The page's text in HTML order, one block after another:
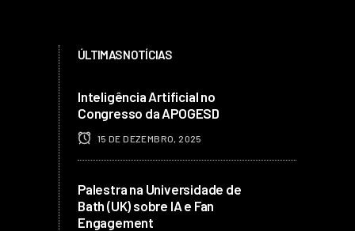
ÚLTIMAS NOTÍCIAS
Inteligência Artificial no
Congresso da APOGESD
15 DE DEZEMBRO, 2025
Palestra na Universidade de
Bath (UK) sobre IA e Fan
Engagement